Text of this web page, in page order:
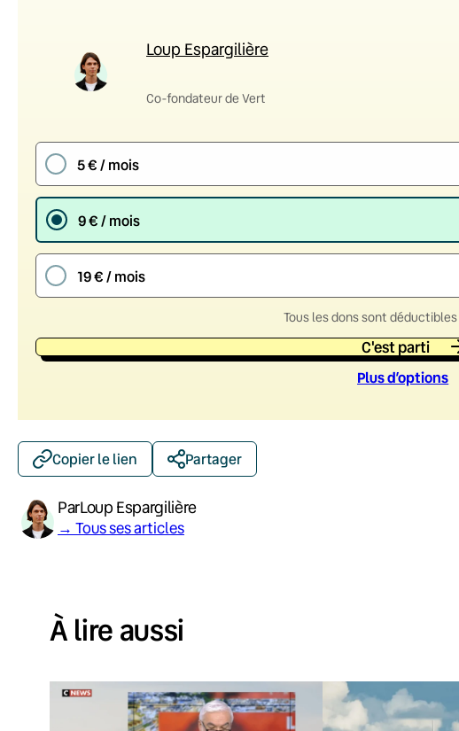
Loup Espargilière
Co-fondateur de Vert
5 € / mois
9 € / mois
19 € / mois
Tous les dons sont
C'est parti
Plus d’options
Copier le lien Partager
ParLoup Espargilière
→ Tous ses articles
À lire aussi